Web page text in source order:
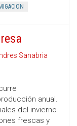
Sanabria
anual.
del invierno
frescas y